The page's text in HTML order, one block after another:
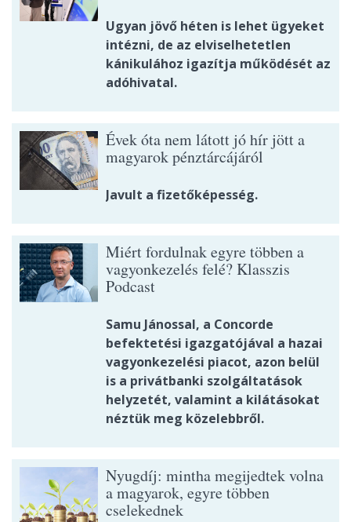
Ugyan jövő héten is lehet ügyeket
intézni, de az elviselhetetlen
kánikulához igazítja működését az
adóhivatal.
Évek óta nem látott jó hír jött a
magyarok pénztárcájáról
Javult a fizetőképesség.
Miért fordulnak egyre többen a
vagyonkezelés felé? Klasszis
Podcast
Samu Jánossal, a Concorde
befektetési igazgatójával a hazai
vagyonkezelési piacot, azon belül
is a privátbanki szolgáltatások
helyzetét, valamint a kilátásokat
néztük meg közelebbről.
Nyugdíj: mintha megijedtek volna
a magyarok, egyre többen
cselekednek